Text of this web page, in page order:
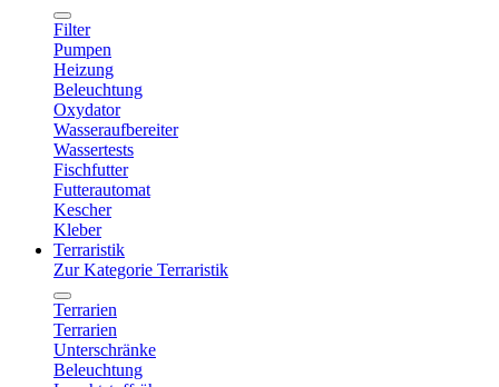
Filter
Pumpen
Heizung
Beleuchtung
Oxydator
Wasseraufbereiter
Wassertests
Fischfutter
Futterautomat
Kescher
Kleber
Terraristik
Zur Kategorie Terraristik
Terrarien
Terrarien
Unterschränke
Beleuchtung